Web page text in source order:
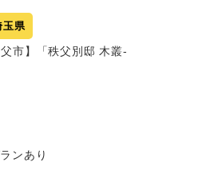
玉県
父市】「秩父別邸 木叢-
ンあり